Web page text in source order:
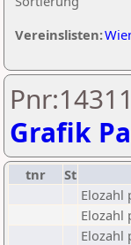
Vereinslisten:
Grafik
tnr St
Elozahl
Elozahl
Elozahl